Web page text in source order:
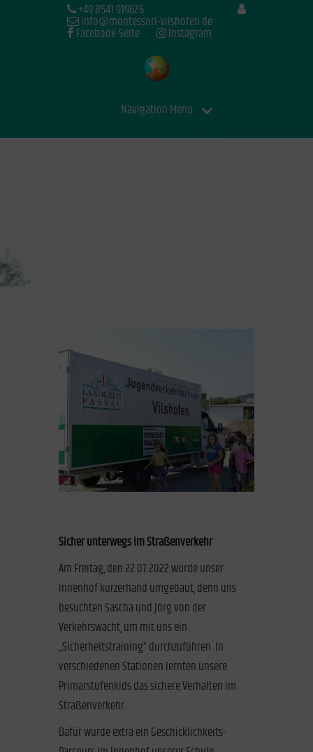
+49 8541 919626
info@montessori-vilshofen.de
Facebook-Seite Instagram
Navigation Menu
Sicher unterwegs im Straßenverkehr
Am Freitag, den 22.07.2022 wurde unser
Innenhof kurzerhand umgebaut, denn uns
besuchten Sascha und Jörg von der
Verkehrswacht, um mit uns ein
„Sicherheitstraining“ durchzuführen. In
verschiedenen Stationen lernten unsere
Primarstufenkids das sichere Verhalten im
Straßenverkehr.
Dafür wurde extra ein Geschicklichkeits-